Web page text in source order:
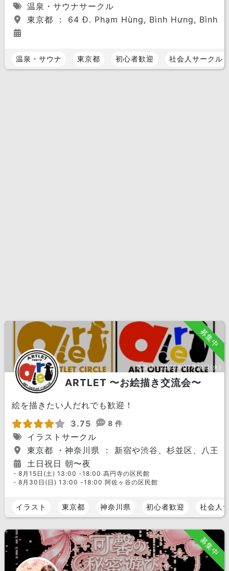
温泉・サウナサークル
東京都 ： 64 Đ. Phạm Hùng, Bình Hưng, Bình
温泉・サウナ 東京都 初心者歓迎 社会人サークル
募集中
更新日：2026年07月14日(火)
ARTLET 〜お絵描き交流会〜
絵を描きたい人だれでも歓迎！
3.75
8 件
イラストサークル
東京都 ・神奈川県 ： 新宿や渋谷、杉並区、八王
土日祝日 朝〜夜
・8月15日(土) 13:00 -18:00 高円寺の区民館
・8月30日(日) 13:00 -18:00 阿佐ヶ谷の区民館
イラスト 東京都 神奈川県 初心者歓迎 社会人
募集中